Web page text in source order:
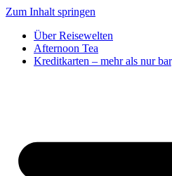
Zum Inhalt springen
Über Reisewelten
Afternoon Tea
Kreditkarten – mehr als nur